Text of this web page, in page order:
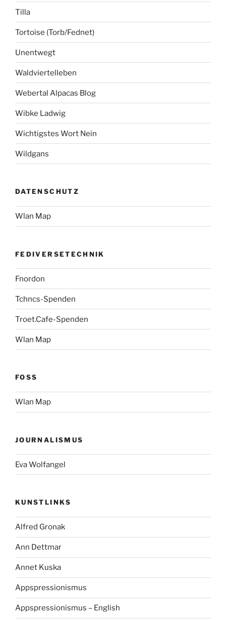
Tilla
Tortoise (Torb/Fednet)
Unentwegt
Waldviertelleben
Webertal Alpacas Blog
Wibke Ladwig
Wichtigstes Wort Nein
Wildgans
DATENSCHUTZ
Wlan Map
FEDIVERSETECHNIK
Fnordon
Tchncs-Spenden
Troet.Cafe-Spenden
Wlan Map
FOSS
Wlan Map
JOURNALISMUS
Eva Wolfangel
KUNSTLINKS
Alfred Gronak
Ann Dettmar
Annet Kuska
Appspressionismus
Appspressionismus – English